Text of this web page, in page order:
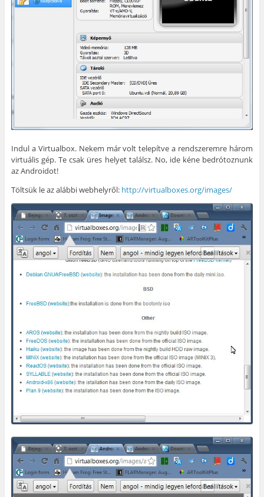
Indul a Virtualbox. Nekem már volt telepítve a rendszeremre három
virtuális gép. Te csak üres helyet találsz. No, ide kéne bedrótoznunk
az Androidot!
Töltsük le az alábbi webhelyről: http://virtualboxes.org/images/